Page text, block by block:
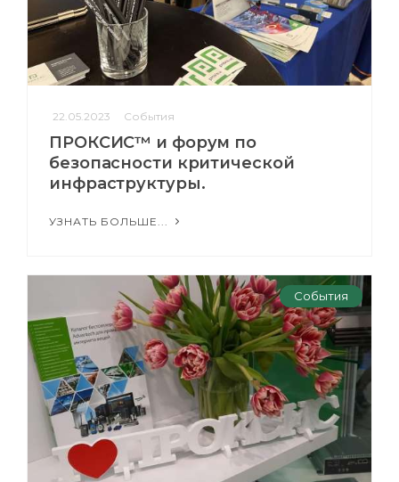
22.05.2023 События
ПРОКСИС™ и форум по
безопасности критической
инфраструктуры.
УЗНАТЬ БОЛЬШЕ...
События